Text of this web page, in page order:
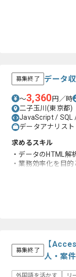
募集終了 データ
〜3,360円／時
二子玉川(東京都)
JavaScript / SQL
データアナリスト
求めるスキル
・データのHTML解
・業務効率化を目
募集終了
【
人・案件
外国語を活かす リ